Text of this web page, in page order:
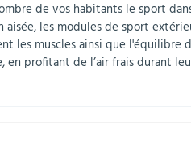
de vos habitants le sport
aisée, les modules de sport
les muscles ainsi que l'équilibre
en profitant de l’air frais durant